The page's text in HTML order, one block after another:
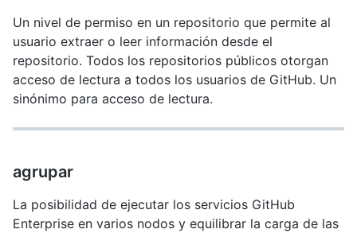
Un nivel de permiso en un repositorio que permite al
usuario extraer o leer información desde el
repositorio. Todos los repositorios públicos otorgan
acceso de lectura a todos los usuarios de GitHub. Un
sinónimo para acceso de lectura.
agrupar
La posibilidad de ejecutar los servicios GitHub
Enterprise en varios nodos y equilibrar la carga de las